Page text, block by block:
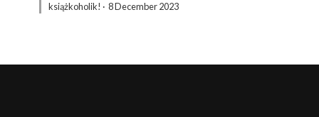
książkoholik! · 8 December 2023